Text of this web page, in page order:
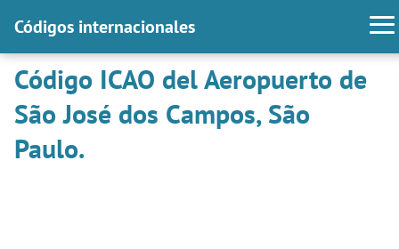
Códigos internacionales
Código ICAO del Aeropuerto de
São José dos Campos, São
Paulo.